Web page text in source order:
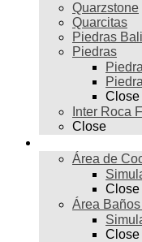
Quarzstone
Quarcitas
Piedras Bali
Piedras
Close
Inter Roca
Close
Área de
Close
Área
Close